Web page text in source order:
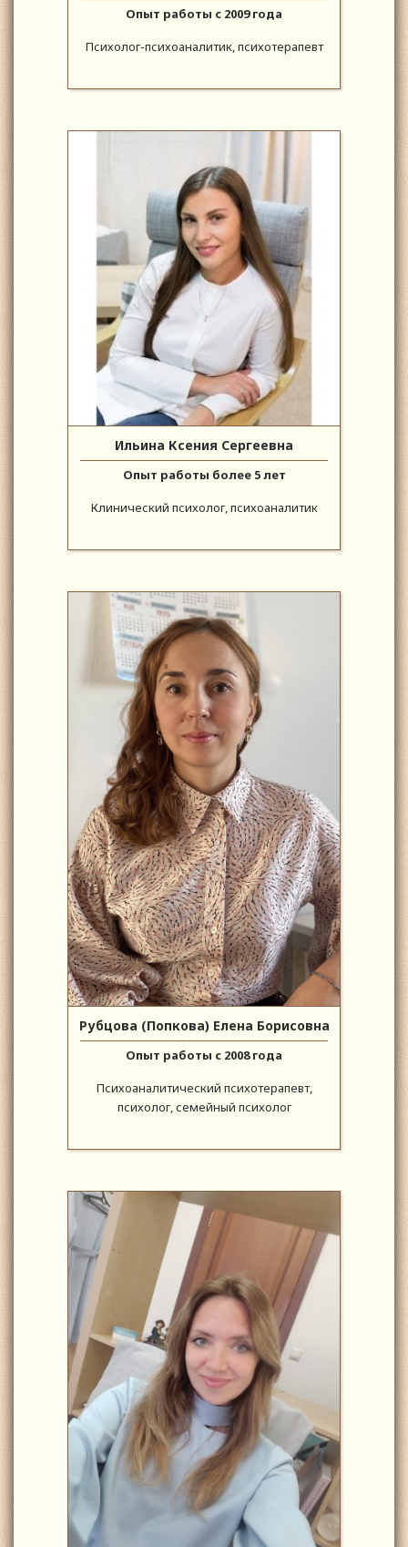
Опыт работы с 2009 года
Психолог-психоаналитик, психотерапевт
Ильина Ксения Сергеевна
Опыт работы более 5 лет
Клинический психолог, психоаналитик
Рубцова (Попкова) Елена Борисовна
Опыт работы с 2008 года
Психоаналитический психотерапевт,
психолог, семейный психолог